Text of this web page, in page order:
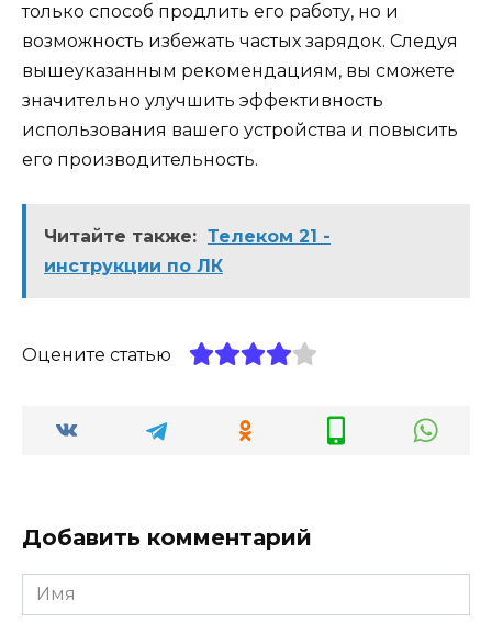
только способ продлить его работу, но и
возможность избежать частых зарядок. Следуя
вышеуказанным рекомендациям, вы сможете
значительно улучшить эффективность
использования вашего устройства и повысить
его производительность.
Читайте также: Телеком 21 -
инструкции по ЛК
Оцените статью
Добавить комментарий
Имя
*